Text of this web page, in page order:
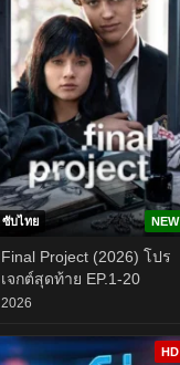
ซับไทย NEW
Final Project (2026) โปร
เจกต์สุดท้าย EP.1-20
2026
HD